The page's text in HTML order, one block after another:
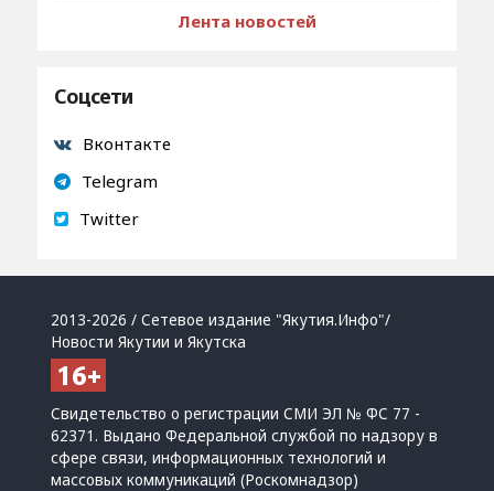
Лента новостей
Соцсети
Вконтакте
Telegram
Twitter
2013-2026 / Сетевое издание "Якутия.Инфо"/
Новости Якутии и Якутска
Свидетельство о регистрации СМИ ЭЛ № ФС 77 -
62371. Выдано Федеральной службой по надзору в
сфере связи, информационных технологий и
массовых коммуникаций (Роскомнадзор)